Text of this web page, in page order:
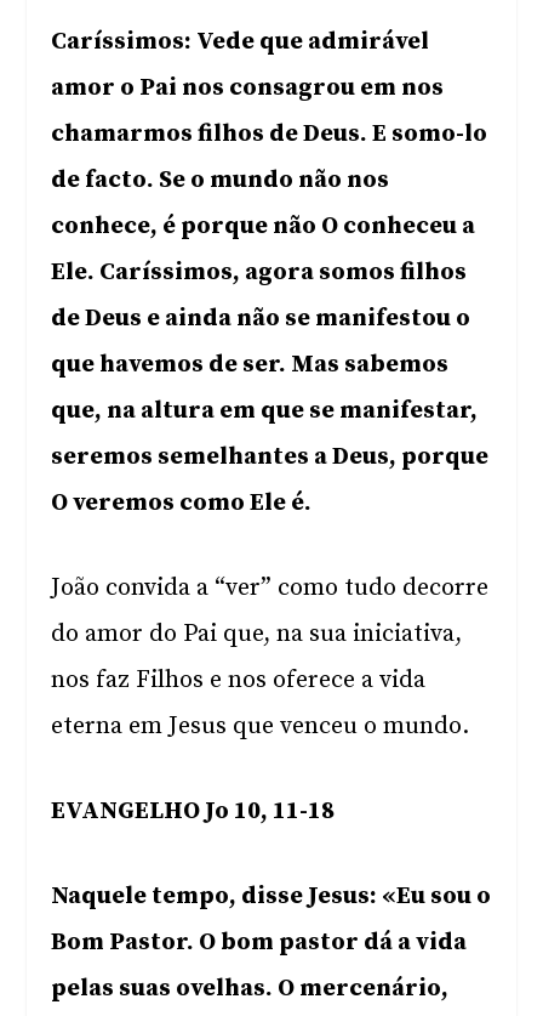
Caríssimos: Vede que admirável
amor o Pai nos consagrou em nos
chamarmos filhos de Deus. E somo-lo
de facto. Se o mundo não nos
conhece, é porque não O conheceu a
Ele. Caríssimos, agora somos filhos
de Deus e ainda não se manifestou o
que havemos de ser. Mas sabemos
que, na altura em que se manifestar,
seremos semelhantes a Deus, porque
O veremos como Ele é.
João convida a “ver” como tudo decorre
do amor do Pai que, na sua iniciativa,
nos faz Filhos e nos oferece a vida
eterna em Jesus que venceu o mundo.
EVANGELHO Jo 10, 11-18
Naquele tempo, disse Jesus: «Eu sou o
Bom Pastor. O bom pastor dá a vida
pelas suas ovelhas. O mercenário,